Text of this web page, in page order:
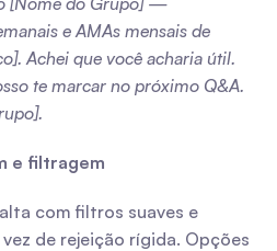
e AMAs mensais de
Achei que você acharia útil.
te marcar no próximo Q&A.
e filtragem
com filtros suaves e
de rejeição rígida. Opções